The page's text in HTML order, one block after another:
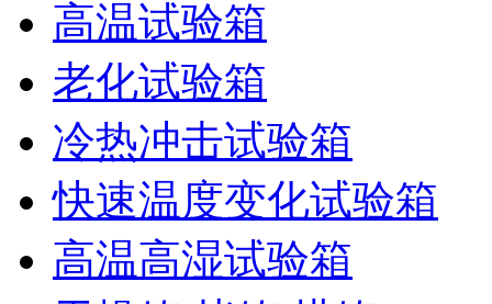
高温试验箱
老化试验箱
冷热冲击试验箱
快速温度变化试验箱
高温高湿试验箱